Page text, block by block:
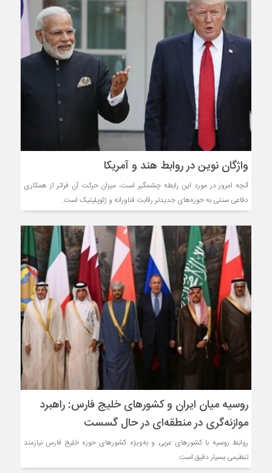
واژگان نوین در روابط هند و آمریکا
آنچه امروز در مورد این رابطه چشمگیر است، میزان حرکت آن فراتر از همکاری
دفاعی سنتی به حوزه‌های جدیدتر رقابت فناورانه و ژئوپلیتیک است.
روسیه میان ایران و کشورهای خلیج فارس: راهبرد
موازنه‌گری در منطقه‌ای در حال گسست
روابط روسیه با کشورهای عربی و به‌ویژه کشورهای حوزه خلیج فارس نیازمند
تنظیمی بسیار دقیق است.